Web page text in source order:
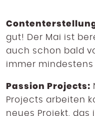
gut! Der Mai ist
auch schon bald
immer mindestens
Passion Projects:
Projects arbeiten
neues Projekt,